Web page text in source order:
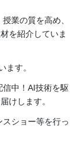
業の質を高め、
を紹介していま
ます。
中！AI技術を駆
けします。
ショー等を行っ